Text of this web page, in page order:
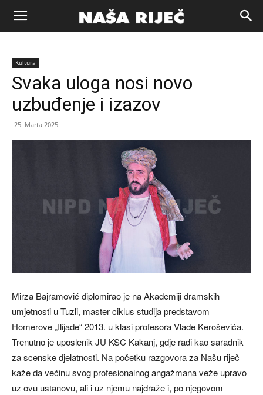
Naša
riječ
Kultura
Svaka uloga nosi novo
uzbuđenje i izazov
25. Marta 2025.
Mirza Bajramović diplomirao je na Akademiji dramskih
umjetnosti u Tuzli, master ciklus studija predstavom
Homerove „Ilijade“ 2013. u klasi profesora Vlade Keroševića.
Trenutno je uposlenik JU KSC Kakanj, gdje radi kao saradnik
za scenske djelatnosti. Na početku razgovora za Našu riječ
kaže da većinu svog profesionalnog angažmana veže upravo
uz ovu ustanovu, ali i uz njemu najdraže i, po njegovom